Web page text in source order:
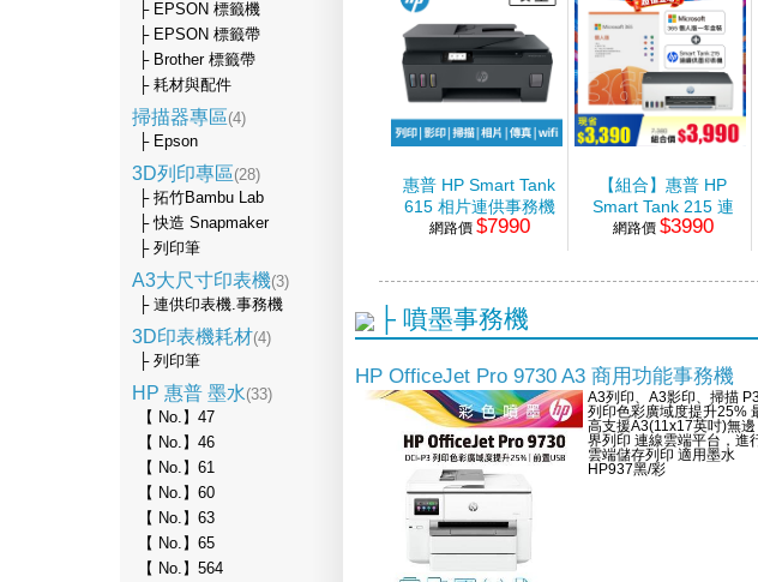
├ EPSON 標籤機
├ EPSON 標籤帶
├ Brother 標籤帶
├ 耗材與配件
掃描器專區(4)
├ Epson
3D列印專區(28)
├ 拓竹Bambu Lab
├ 快造 Snapmaker
├ 列印筆
A3大尺寸印表機(3)
├ 連供印表機.事務機
3D印表機耗材(4)
├ 列印筆
HP 惠普 墨水(33)
【 No.】47
【 No.】46
【 No.】61
【 No.】60
【 No.】63
【 No.】65
【 No.】564
惠普 HP Smart Tank
615 相片連供事務機
網路價 $7990
【組合】惠普 HP
Smart Tank 215 連
續供墨印表機
網路價 $3990
├ 噴墨事務機
HP OfficeJet Pro 9730 A3 商用功能事務機
A3列印、A3影印、掃描
列印色彩廣域度提升25%
高支援A3(11x17英吋)無邊
界列印 連線雲端平台，進
雲端儲存列印 適用墨水
HP937黑/彩